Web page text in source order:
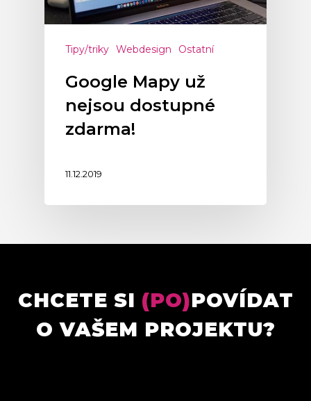
Tipy/triky Webdesign Ostatní
Google Mapy už
nejsou dostupné
zdarma!
11.12.2019
CHCETE SI (PO)POVÍDAT
O VAŠEM PROJEKTU?